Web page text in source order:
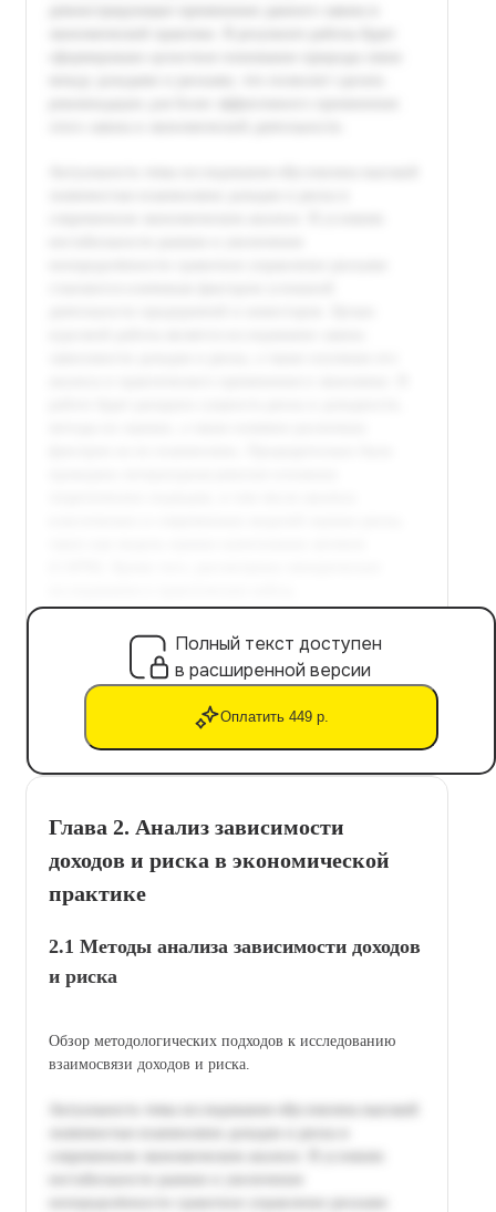
Полный текст доступен
в расширенной версии
Оплатить 449 р.
Глава 2. Анализ зависимости
доходов и риска в экономической
практике
2.1 Методы анализа зависимости доходов
и риска
Обзор методологических подходов к исследованию
взаимосвязи доходов и риска.